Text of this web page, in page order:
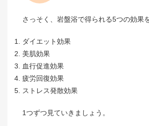
さっそく、岩盤浴で得られる5つの効果
ダイエット効果
美肌効果
血行促進効果
疲労回復効果
ストレス発散効果
1つずつ見ていきましょう。